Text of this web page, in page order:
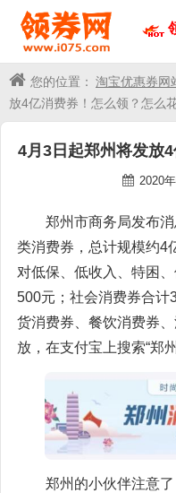
您的位置： 淘宝优惠券网
放4亿消费券！怎么领？怎么
4月3日起郑州将发放
2020
郑州市商务局发布
类消费券，总计规模约4
对低保、低收入、特困
500元；社会消费券合计
货消费券、餐饮消费券
放，在支付宝上搜索“郑
郑州的小伙伴注意